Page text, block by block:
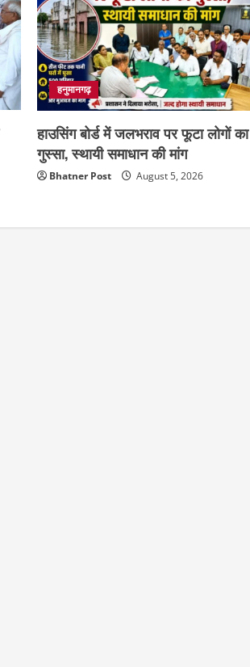
हनुमानगढ़
हाउसिंग बोर्ड में जलभराव पर फूटा लोगों का
गुस्सा, स्थायी समाधान की मांग
Bhatner Post August 5, 2026